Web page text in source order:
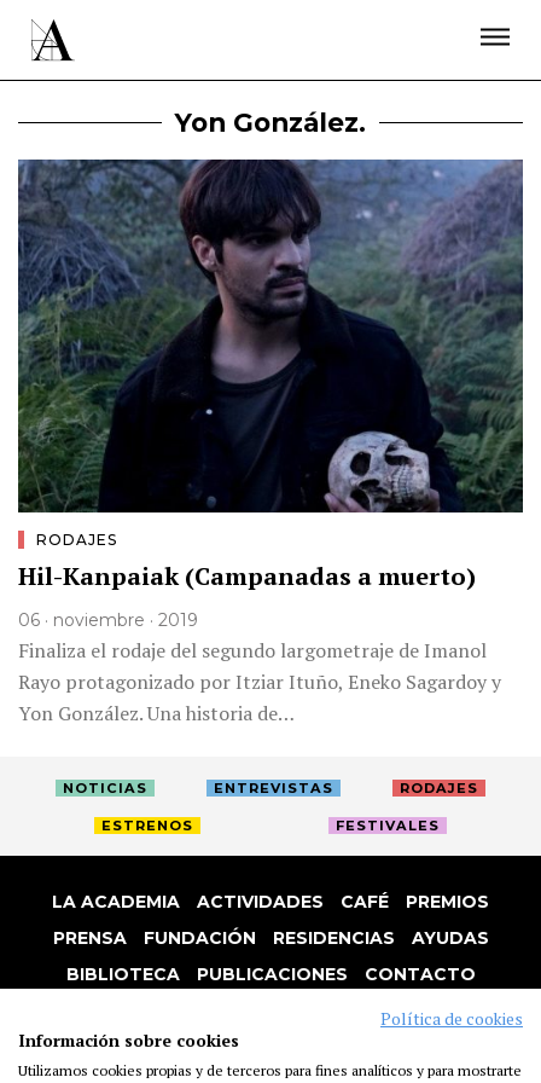
Yon González.
RODAJES
Hil-Kanpaiak (Campanadas a muerto)
06 · noviembre · 2019
Finaliza el rodaje del segundo largometraje de Imanol
Rayo protagonizado por Itziar Ituño, Eneko Sagardoy y
Yon González. Una historia de…
NOTICIAS ENTREVISTAS RODAJES
ESTRENOS FESTIVALES
LA ACADEMIA ACTIVIDADES CAFÉ
PREMIOS
PRENSA
FUNDACIÓN RESIDENCIAS
AYUDAS
BIBLIOTECA
PUBLICACIONES
CONTACTO
COOKIES
ÚNETE A LA ACADEMIA DE CINE
PRENSA
NEWSLETTER
Política de cookies
Información sobre cookies
Utilizamos cookies propias y de terceros para fines analíticos y para mostrarte